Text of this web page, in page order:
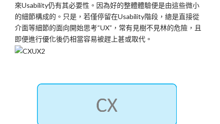
來Usability仍有其必要性。因為好的整體體驗便是由這些微小
的細節構成的。只是，若僅停留在Usability階段，總是直接從
介面等細節的面向開始思考“UX”，常有見樹不見林的危險，且
即便進行優化後仍相當容易被趕上甚或取代。